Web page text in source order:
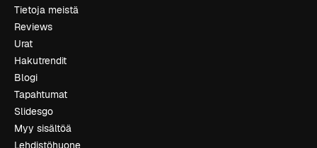
Tietoja meistä
Reviews
Urat
Hakutrendit
Blogi
Tapahtumat
Slidesgo
Myy sisältöä
Lehdistöhuone